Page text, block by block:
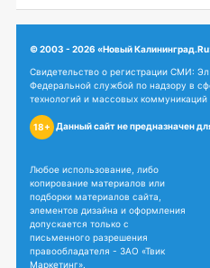
© 2003 - 2026 «Новый
Свидетельство о регистрации СМИ:
Федеральной службой по надзору в
технологий и массовых коммуникаций
18+ Данный сайт не предназначен
Любое использование, либо
копирование материалов или
подборки материалов сайта,
элементов дизайна и оформления
допускается только с
письменного разрешения
правообладателя - ЗАО «Твик
Маркетинг».